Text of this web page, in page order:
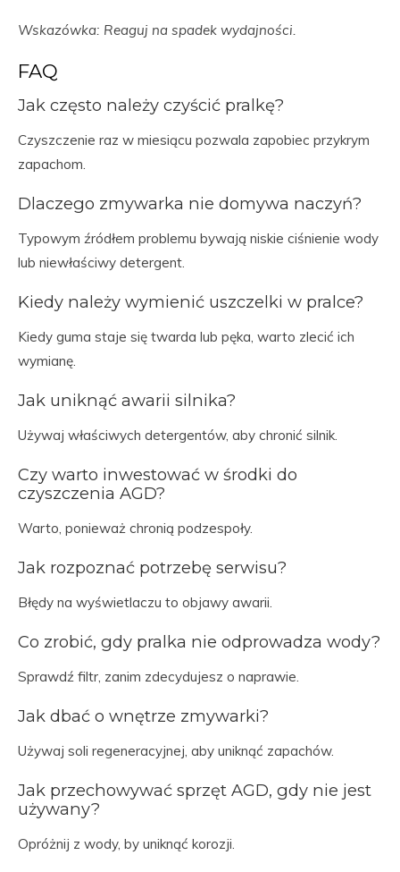
Wskazówka: Reaguj na spadek wydajności.
FAQ
Jak często należy czyścić pralkę?
Czyszczenie raz w miesiącu pozwala zapobiec przykrym
zapachom.
Dlaczego zmywarka nie domywa naczyń?
Typowym źródłem problemu bywają niskie ciśnienie wody
lub niewłaściwy detergent.
Kiedy należy wymienić uszczelki w pralce?
Kiedy guma staje się twarda lub pęka, warto zlecić ich
wymianę.
Jak uniknąć awarii silnika?
Używaj właściwych detergentów, aby chronić silnik.
Czy warto inwestować w środki do
czyszczenia AGD?
Warto, ponieważ chronią podzespoły.
Jak rozpoznać potrzebę serwisu?
Błędy na wyświetlaczu to objawy awarii.
Co zrobić, gdy pralka nie odprowadza wody?
Sprawdź filtr, zanim zdecydujesz o naprawie.
Jak dbać o wnętrze zmywarki?
Używaj soli regeneracyjnej, aby uniknąć zapachów.
Jak przechowywać sprzęt AGD, gdy nie jest
używany?
Opróżnij z wody, by uniknąć korozji.